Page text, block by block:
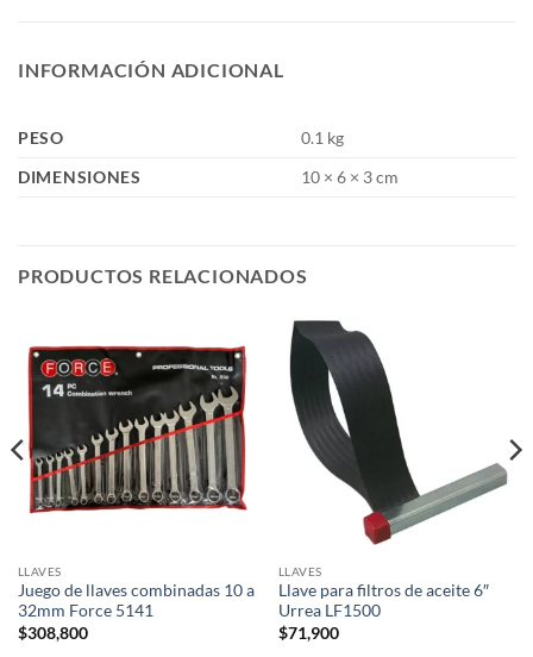
INFORMACIÓN ADICIONAL
PESO
0.1 kg
DIMENSIONES
10 × 6 × 3 cm
PRODUCTOS RELACIONADOS
LLAVES
Juego de llaves combinadas 10 a
32mm Force 5141
$308,800
LLAVES
Llave para filtros de aceite 6″
Urrea LF1500
$71,900